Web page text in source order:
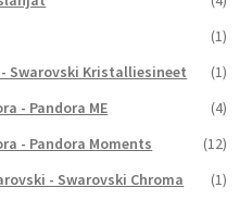
(1)
Swarovski Kristalliesineet
(1)
- Pandora ME
(4)
- Pandora Moments
(12)
- Swarovski Chroma
(1)